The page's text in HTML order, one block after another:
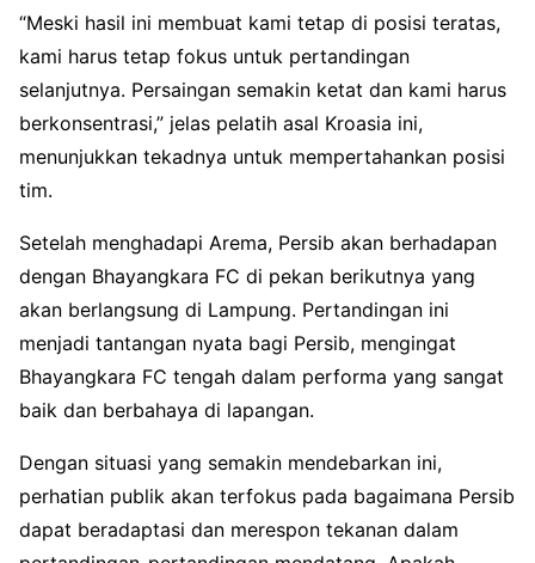
“Meski hasil ini membuat kami tetap di posisi teratas,
kami harus tetap fokus untuk pertandingan
selanjutnya. Persaingan semakin ketat dan kami harus
berkonsentrasi,” jelas pelatih asal Kroasia ini,
menunjukkan tekadnya untuk mempertahankan posisi
tim.
Setelah menghadapi Arema, Persib akan berhadapan
dengan Bhayangkara FC di pekan berikutnya yang
akan berlangsung di Lampung. Pertandingan ini
menjadi tantangan nyata bagi Persib, mengingat
Bhayangkara FC tengah dalam performa yang sangat
baik dan berbahaya di lapangan.
Dengan situasi yang semakin mendebarkan ini,
perhatian publik akan terfokus pada bagaimana Persib
dapat beradaptasi dan merespon tekanan dalam